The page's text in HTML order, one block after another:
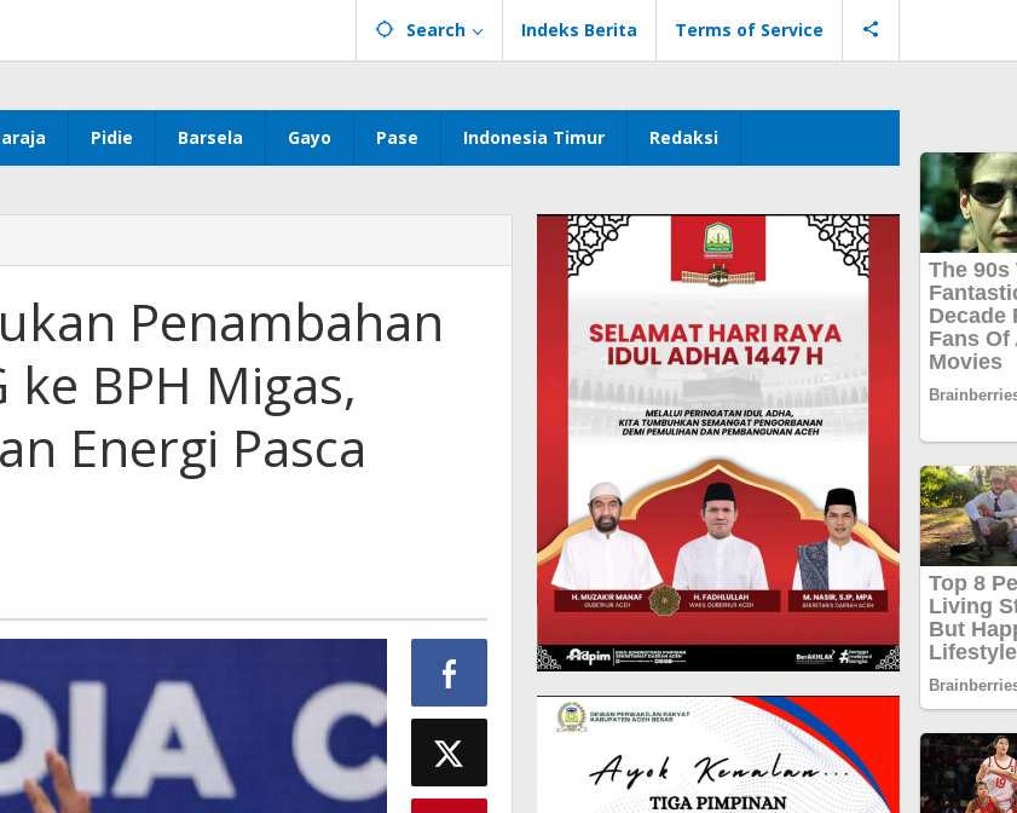
Search Indeks Berita Terms of Service
Pidie Barsela Gayo Pase Indonesia Timur Redaksi
Penambahan
BPH Migas,
Energi Pasca